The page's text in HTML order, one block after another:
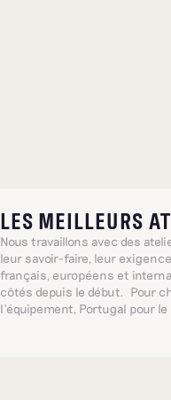
LES MEILLEURS
Nous travaillons avec des
leur savoir-faire, leur
français, européens et
côtés depuis le début. Pour
l’équipement, Portugal pour